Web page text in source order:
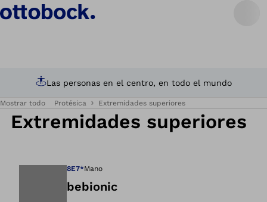
Las personas en el centro, en todo el mundo
Mostrar todo Protésica Extremidades superiores
Extremidades superiores
8E7*Mano
bebionic